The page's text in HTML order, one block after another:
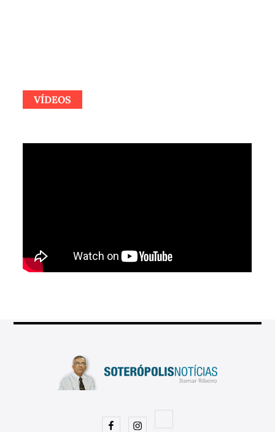
VÍDEOS
FacebookInstagram